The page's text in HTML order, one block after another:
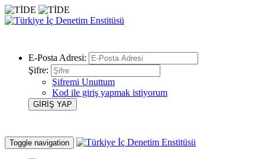
E-Posta Adresi:
Şifre:
Şifremi Unuttum
Kod ile giriş yapmak istiyorum
Toggle navigation